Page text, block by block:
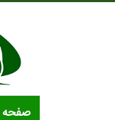
صفحه